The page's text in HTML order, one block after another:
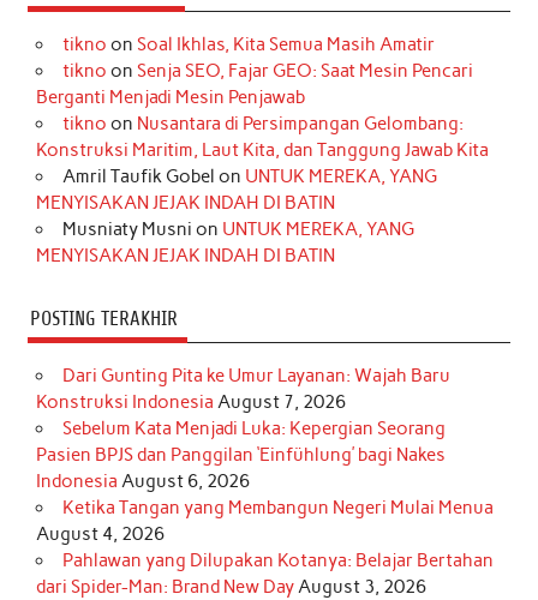
e
b
o
k
t
a
r
a
m
T
o
k
t
e
r
e
s
t
k
e
d
I
n
t
t
r
T
u
e
tikno on Soal Ikhlas, Kita Semua Masih Amatir
tikno on Senja SEO, Fajar GEO: Saat Mesin Pencari
Berganti Menjadi Mesin Penjawab
tikno on Nusantara di Persimpangan Gelombang:
Konstruksi Maritim, Laut Kita, dan Tanggung Jawab Kita
Amril Taufik Gobel on UNTUK MEREKA, YANG
MENYISAKAN JEJAK INDAH DI BATIN
Musniaty Musni on UNTUK MEREKA, YANG
MENYISAKAN JEJAK INDAH DI BATIN
POSTING TERAKHIR
Dari Gunting Pita ke Umur Layanan: Wajah Baru
Konstruksi Indonesia August 7, 2026
Sebelum Kata Menjadi Luka: Kepergian Seorang
Pasien BPJS dan Panggilan ‘Einfühlung’ bagi Nakes
Indonesia August 6, 2026
Ketika Tangan yang Membangun Negeri Mulai Menua
August 4, 2026
Pahlawan yang Dilupakan Kotanya: Belajar Bertahan
dari Spider-Man: Brand New DayAugust 3, 2026